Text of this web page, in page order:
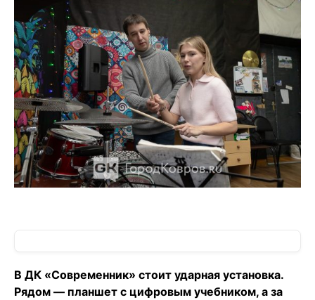
В ДК «Современник» стоит ударная установка.
Рядом — планшет с цифровым учебником, а за